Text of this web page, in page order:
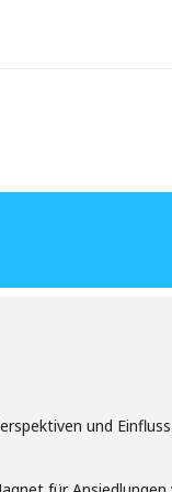
und